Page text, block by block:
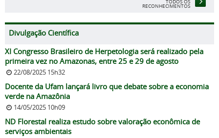
TODOS OS
RECONHECIMENTOS
Divulgação Científica
XI Congresso Brasileiro de Herpetologia será realizado pela
primeira vez no Amazonas, entre 25 e 29 de agosto
22/08/2025 15h32
Docente da Ufam lançará livro que debate sobre a economia
verde na Amazônia
14/05/2025 10h09
ND Florestal realiza estudo sobre valoração econômica de
serviços ambientais